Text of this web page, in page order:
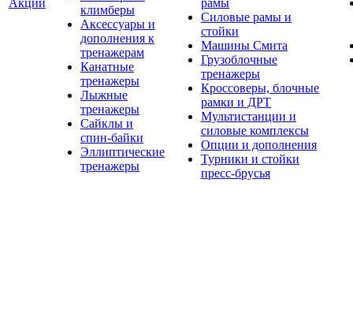
Акции
климберы
Аксессуары и
дополнения к
тренажерам
Канатные
тренажеры
Лыжные
тренажеры
Сайклы и
спин-байки
Эллиптические
тренажеры
рамы
Силовые рамы и
стойки
Машины Смита
Грузоблочные
тренажеры
Кроссоверы, блочные
рамки и ДРТ
Мультистанции и
силовые комплексы
Опции и дополнения
Турники и стойки
пресс-брусья